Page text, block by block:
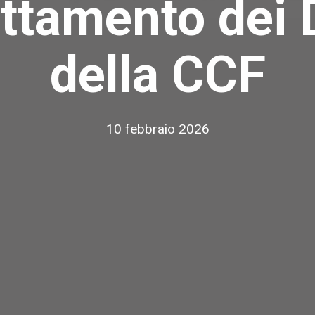
dei
della CCF
10 febbraio 2026